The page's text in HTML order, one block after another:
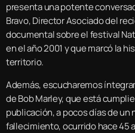
presenta una potente
Bravo, Director Asociado del
documental sobre el festival
en el año 2001 y que marcó la
territorio.
Además, escucharemos
de Bob Marley, que está
publicación, a pocos días de un
fallecimiento, ocurrido hace 45